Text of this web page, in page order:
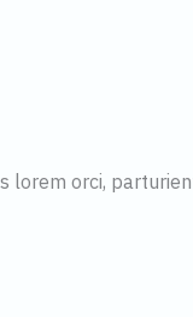
lorem orci,